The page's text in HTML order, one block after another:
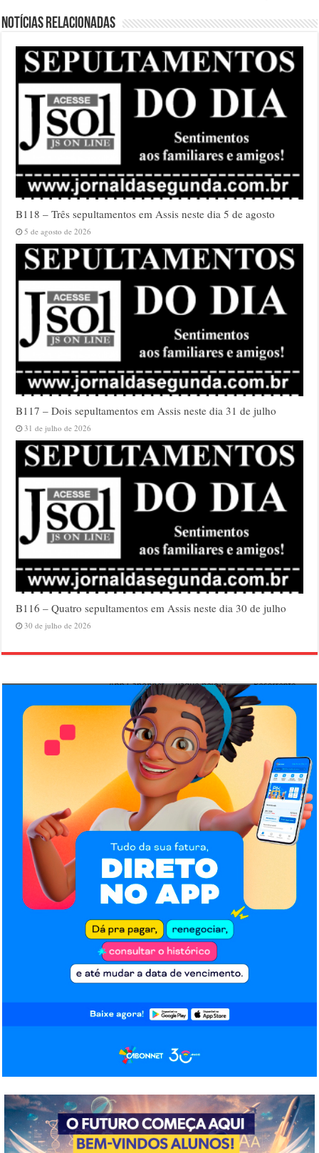
Notícias relacionadas
B118 – Três sepultamentos em Assis neste dia 5 de agosto
5 de agosto de 2026
B117 – Dois sepultamentos em Assis neste dia 31 de julho
31 de julho de 2026
B116 – Quatro sepultamentos em Assis neste dia 30 de julho
30 de julho de 2026